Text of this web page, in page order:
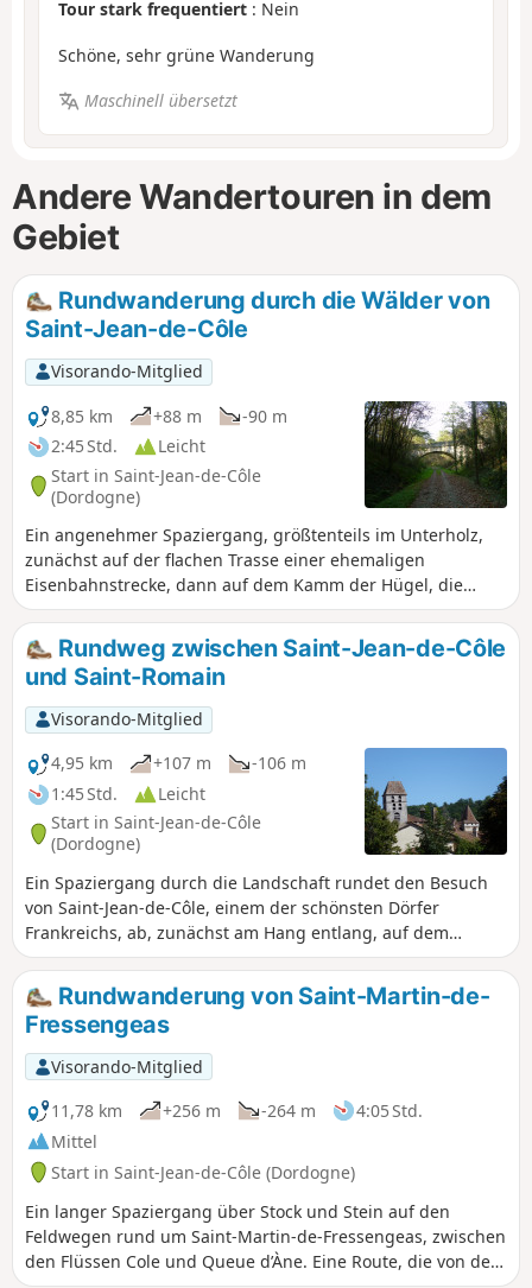
Tour stark frequentiert : Nein
Schöne, sehr grüne Wanderung
Maschinell übersetzt
Andere Wandertouren in dem
Gebiet
Rundwanderung durch die Wälder von
Saint-Jean-de-Côle
Visorando-Mitglied
8,85 km
+88 m
-90 m
2:45 Std.
Leicht
Start in Saint-Jean-de-Côle
(Dordogne)
Ein angenehmer Spaziergang, größtenteils im Unterholz,
zunächst auf der flachen Trasse einer ehemaligen
Eisenbahnstrecke, dann auf dem Kamm der Hügel, die
Saint-Jean-de-Côle im Westen überragen, um schließlich
durch traditionelle Weiler zu führen, bevor es zum Abstieg
zum Dorf geht.
Rundweg zwischen Saint-Jean-de-Côle
und Saint-Romain
Visorando-Mitglied
4,95 km
+107 m
-106 m
1:45 Std.
Leicht
Start in Saint-Jean-de-Côle
(Dordogne)
Ein Spaziergang durch die Landschaft rundet den Besuch
von Saint-Jean-de-Côle, einem der schönsten Dörfer
Frankreichs, ab, zunächst am Hang entlang, auf dem
schattigen Weg der ehemaligen Eisenbahnlinie und dann
auf dem Kamm der Hügel, die das Tal der Côle überragen.
Rundwanderung von Saint-Martin-de-
Fressengeas
Visorando-Mitglied
11,78 km
+256 m -264 m
4:05 Std.
Mittel
Start in Saint-Jean-de-Côle (Dordogne)
Ein langer Spaziergang über Stock und Stein auf den
Feldwegen rund um Saint-Martin-de-Fressengeas, zwischen
den Flüssen Cole und Queue d’Àne. Eine Route, die von den